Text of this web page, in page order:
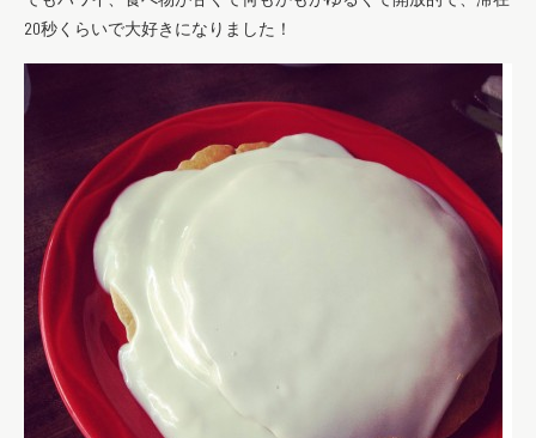
20秒くらいで大好きになりました！